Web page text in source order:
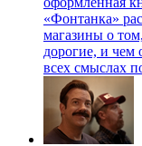
«Фонтанка»
магазины о
дорогие, и чем
всех смыслах